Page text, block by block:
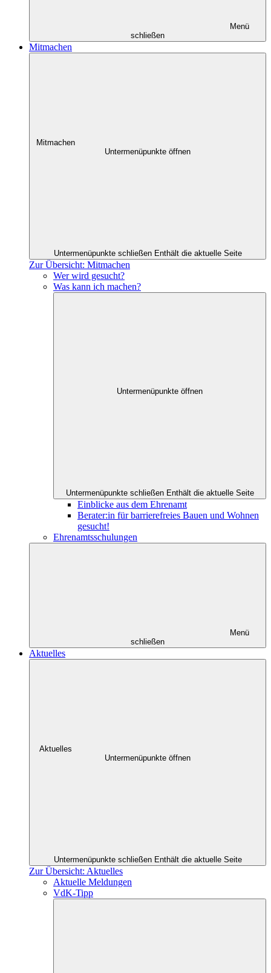
Menü
schließen
Mitmachen
Mitmachen
Untermenüpunkte öffnen
Untermenüpunkte schließen Enthält die aktuelle Seite
Zur Übersicht: Mitmachen
Wer wird gesucht?
Was kann ich machen?
Untermenüpunkte öffnen
Untermenüpunkte schließen Enthält die aktuelle Seite
Einblicke aus dem Ehrenamt
Berater:in für barrierefreies Bauen und Wohnen
gesucht!
Ehrenamtsschulungen
Menü
schließen
Aktuelles
Aktuelles
Untermenüpunkte öffnen
Untermenüpunkte schließen Enthält die aktuelle Seite
Zur Übersicht: Aktuelles
Aktuelle Meldungen
VdK-Tipp